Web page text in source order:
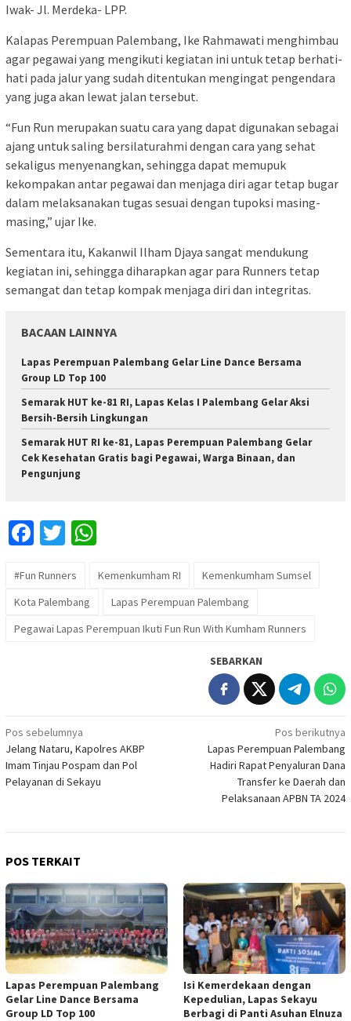
Iwak- Jl. Merdeka- LPP.
Kalapas Perempuan Palembang, Ike Rahmawati menghimbau
agar pegawai yang mengikuti kegiatan ini untuk tetap berhati-
hati pada jalur yang sudah ditentukan mengingat pengendara
yang juga akan lewat jalan tersebut.
“Fun Run merupakan suatu cara yang dapat digunakan sebagai
ajang untuk saling bersilaturahmi dengan cara yang sehat
sekaligus menyenangkan, sehingga dapat memupuk
kekompakan antar pegawai dan menjaga diri agar tetap bugar
dalam melaksanakan tugas sesuai dengan tupoksi masing-
masing,” ujar Ike.
Sementara itu, Kakanwil Ilham Djaya sangat mendukung
kegiatan ini, sehingga diharapkan agar para Runners tetap
semangat dan tetap kompak menjaga diri dan integritas.
BACAAN LAINNYA
Lapas Perempuan Palembang Gelar Line Dance Bersama
Group LD Top 100
Semarak HUT ke-81 RI, Lapas Kelas I Palembang Gelar Aksi
Bersih-Bersih Lingkungan
Semarak HUT RI ke-81, Lapas Perempuan Palembang Gelar
Cek Kesehatan Gratis bagi Pegawai, Warga Binaan, dan
Pengunjung
Facebook
Twitter
#Fun Runners Kemenkumham RI
Kemenkumham Sumsel
Kota Palembang
Lapas Perempuan Palembang
Pegawai Lapas Perempuan Ikuti Fun Run With Kumham Runners
SEBARKAN
Navigasi
pos
Pos sebelumnya
Jelang Nataru, Kapolres AKBP
Imam Tinjau Pospam dan Pol
Pelayanan di Sekayu
Pos berikutnya
Lapas Perempuan Palembang
Hadiri Rapat Penyaluran Dana
Transfer ke Daerah dan
Pelaksanaan APBN TA 2024
POS TERKAIT
Lapas Perempuan Palembang
Gelar Line Dance Bersama
Group LD Top 100
Isi Kemerdekaan dengan
Kepedulian, Lapas Sekayu
Berbagi di Panti Asuhan Elnuza